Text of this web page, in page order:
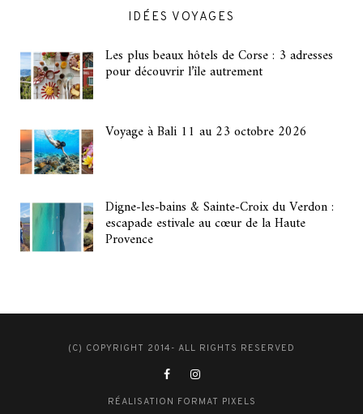
IDÉES VOYAGES
Les plus beaux hôtels de Corse : 3 adresses
pour découvrir l’île autrement
Voyage à Bali 11 au 23 octobre 2026
Digne-les-bains & Sainte-Croix du Verdon :
escapade estivale au cœur de la Haute
Provence
(C) COPYRIGHT 2014- ALL RIGHTS RESERVED
RÉALISATION FORMAT PIXELS